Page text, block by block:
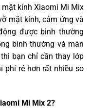
kính Xiaomi Mi Mix
mặt kính, cảm ứng và
được bình thường
bình thường và màn
bạn chỉ cần thay lớp
phí rẻ hơn rất nhiều so
Mi Mix 2?